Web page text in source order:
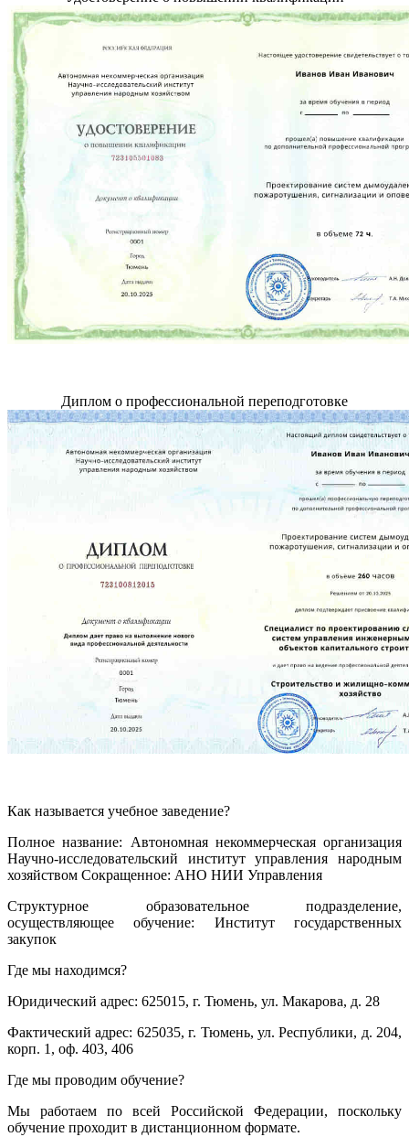
Диплом о профессиональной переподготовке
Как называется учебное заведение?
Полное название: Автономная некоммерческая организация
Научно-исследовательский институт управления народным
хозяйством Сокращенное: АНО НИИ Управления
Структурное образовательное подразделение,
осуществляющее обучение: Институт государственных
закупок
Где мы находимся?
Юридический адрес: 625015, г. Тюмень, ул. Макарова, д. 28
Фактический адрес: 625035, г. Тюмень, ул. Республики, д. 204,
корп. 1, оф. 403, 406
Где мы проводим обучение?
Мы работаем по всей Российской Федерации, поскольку
обучение проходит в дистанционном формате.